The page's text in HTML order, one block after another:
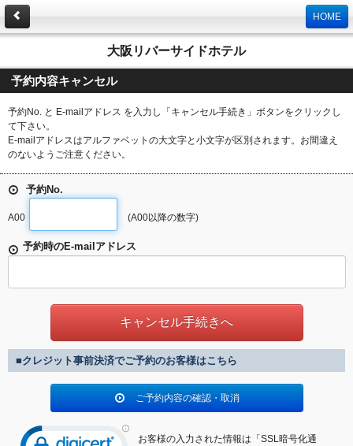
HOME
大阪リバーサイドホテル
予約内容キャンセル
予約No. と E-mailアドレス を入力し「キャンセル手続き」ボタンをクリックし
て下さい。
E-mailアドレスはアルファベットの大文字と小文字が区別されます。お間違え
のないようご注意ください。
予約No.
A00 (A00以降の数字)
予約時のE-mailアドレス
■クレジット事前決済でご予約のお客様はこちら
ご予約内容の確認・取消
お客様の入力された情報は「SSL暗号化通